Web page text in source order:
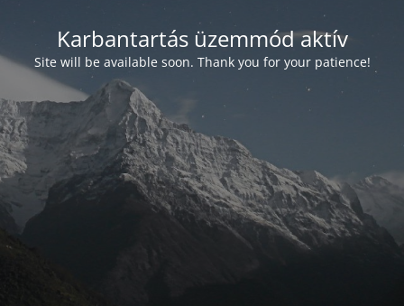
Karbantartás üzemmód aktív
Site will be available soon. Thank you for your patience!